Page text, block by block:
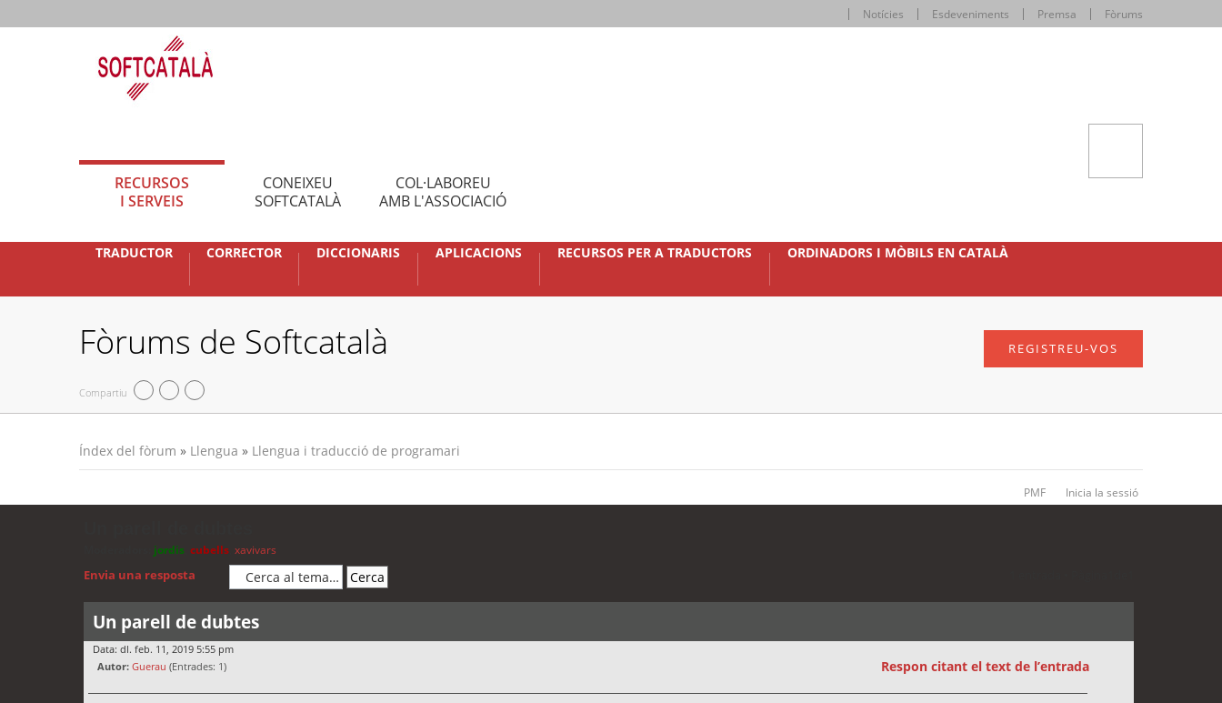
Notícies Esdeveniments Premsa Fòrums
RECURSOS
I SERVEIS
CONEIXEU
SOFTCATALÀ
COL·LABOREU
AMB L'ASSOCIACIÓ
TRADUCTOR CORRECTOR DICCIONARIS APLICACIONS RECURSOS PER A TRADUCTORS ORDINADORS I MÒBILS EN CATALÀ
Fòrums de Softcatalà
Compartiu
REGISTREU-VOS
Índex del fòrum » Llengua » Llengua i traducció de programari
PMF Inicia la sessió
jordis cubells xavivars
Envia una resposta
Un parell de dubtes
Data: dl. feb. 11, 2019 5:55 pm
Autor: Guerau (Entrades: 1) Respon citant el text de l’entrada